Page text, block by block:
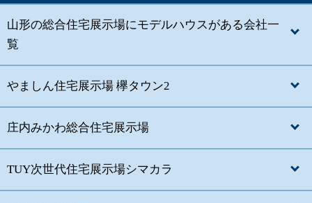
山形の総合住宅展示場にモデルハウスがある会社一
覧
やましん住宅展示場 欅タウン2
庄内みかわ総合住宅展示場
TUY次世代住宅展示場シマカラ